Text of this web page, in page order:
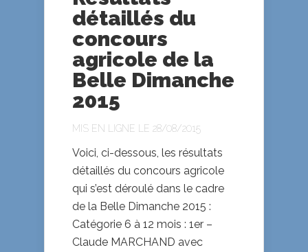
détaillés du
concours
agricole de la
Belle Dimanche
2015
MIS EN LIGNE LE 28/08/2015
Voici, ci-dessous, les résultats
détaillés du concours agricole
qui s’est déroulé dans le cadre
de la Belle Dimanche 2015 :
Catégorie 6 à 12 mois : 1er –
Claude MARCHAND avec